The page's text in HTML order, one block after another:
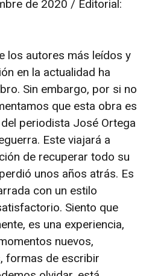
de 2020 / Editorial:
los autores más leídos y
en la actualidad ha
Sin embargo, por si no
que esta obra es
periodista José Ortega
Este viajará a
de recuperar todo su
unos años atrás. Es
con un estilo
Siento que
es una experiencia,
nuevos,
formas de escribir